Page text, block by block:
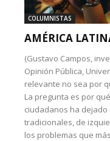
COLUMNISTAS
AMÉRICA
(Gustavo Campos,
Opinión Pública,
relevante no sea por
La pregunta es por
ciudadanos ha
tradicionales, de
los problemas que